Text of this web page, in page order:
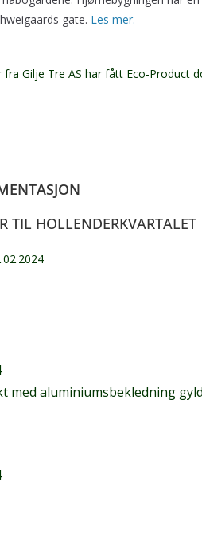
gate. Les mer.
fra Gilje Tre AS har fått Eco-Product
TIL HOLLENDERKVARTALET
med aluminiumsbekledning g